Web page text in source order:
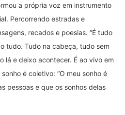
a própria voz em instrumento
Percorrendo estradas e
recados e poesias. “É tudo
tudo. Tudo na cabeça, tudo sem
lá e deixo acontecer. É ao vivo em
sonho é coletivo: “O meu sonho é
pessoas e que os sonhos delas